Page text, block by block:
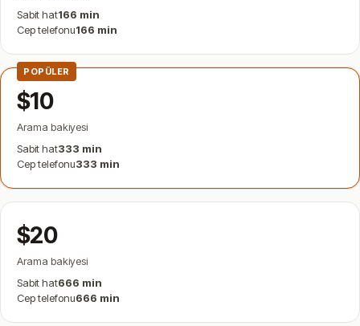
Sabit hat166 min
Cep telefonu166 min
POPÜLER
$10
Arama bakiyesi
Sabit hat333 min
Cep telefonu333 min
$20
Arama bakiyesi
Sabit hat666 min
Cep telefonu666 min